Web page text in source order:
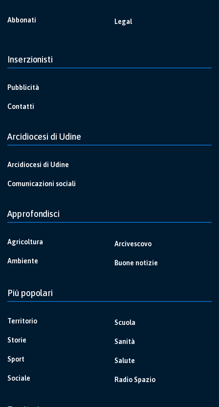
Abbonati Legal
Inserzionisti
Pubblicità
Contatti
Arcidiocesi di Udine
Arcidiocesi di Udine
Comunicazioni sociali
Approfondisci
Agricoltura
Ambiente
Arcivescovo
Buone notizie
Più popolari
Territorio
Storie
Sport
Sociale
Scuola
Sanità
Salute
Radio Spazio